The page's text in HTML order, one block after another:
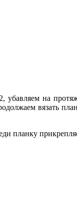
убавляем на
вязать
планку